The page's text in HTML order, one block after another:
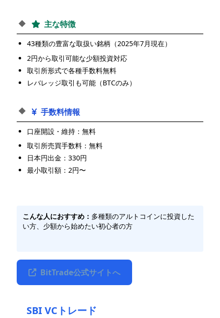
主な特徴
43種類の豊富な取扱い銘柄（2025年7月現在）
2円から取引可能な少額投資対応
取引所形式で各種手数料無料
レバレッジ取引も可能（BTCのみ）
手数料情報
口座開設・維持：無料
取引所売買手数料：無料
日本円出金：330円
最小取引額：2円〜
こんな人におすすめ： 多種類のアルトコインに投資した
い方、少額から始めたい初心者の方
BitTrade公式サイトへ
SBI VCトレード